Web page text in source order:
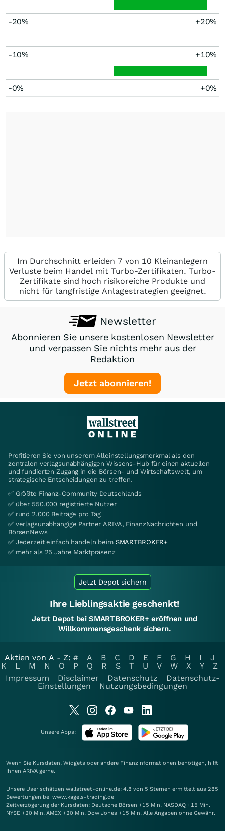
-20% +20%
-10% +10%
-0% +0%
Im Durchschnitt erleiden 7 von 10 Kleinanlegern
Verluste beim Handel mit Turbo-Zertifikaten. Turbo-
Zertifikate sind hoch risikoreiche Produkte und
nicht für langfristige Anlagestrategien geeignet.
Newsletter
Abonnieren Sie unsere kostenlosen Newsletter
und verpassen Sie nichts mehr aus der
Redaktion
Jetzt abonnieren!
Profitieren Sie von unserem Alleinstellungsmerkmal als den
zentralen verlagsunabhängigen Wissens-Hub für einen aktuellen
und fundierten Zugang in die Börsen- und Wirtschaftswelt, um
strategische Entscheidungen zu treffen.
✅ Größte Finanz-Community Deutschlands
✅ über 550.000 registrierte Nutzer
✅ rund 2.000 Beiträge pro Tag
✅ verlagsunabhängige Partner ARIVA, FinanzNachrichten und
BörsenNews
✅ Jederzeit einfach handeln beim SMARTBROKER+
✅ mehr als 25 Jahre Marktpräsenz
Jetzt Depot sichern
Ihre Lieblingsaktie geschenkt!
Jetzt Depot bei SMARTBROKER+ eröffnen und
Willkommensgeschenk sichern.
Aktien von A - Z: # A B C D E F G H I
J
K
L M N O P Q R S T U V W X Y
Z
Impressum
Disclaimer Datenschutz
Datenschutz-
Einstellungen
Nutzungsbedingungen
Unsere Apps:
Wenn Sie Kursdaten, Widgets oder andere Finanzinformationen benötigen, hilft
Ihnen ARIVA gerne.
Unsere User schätzen wallstreet-online.de: 4.8 von 5 Sternen ermittelt aus 285
Bewertungen bei www.kagels-trading.de
Zeitverzögerung der Kursdaten: Deutsche Börsen +15 Min. NASDAQ +15 Min.
NYSE +20 Min. AMEX +20 Min. Dow Jones +15 Min. Alle Angaben ohne Gewähr.